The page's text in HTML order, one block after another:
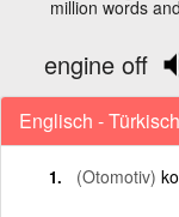
million words
engine off
Englisch - Türkisch
(Otomotiv)